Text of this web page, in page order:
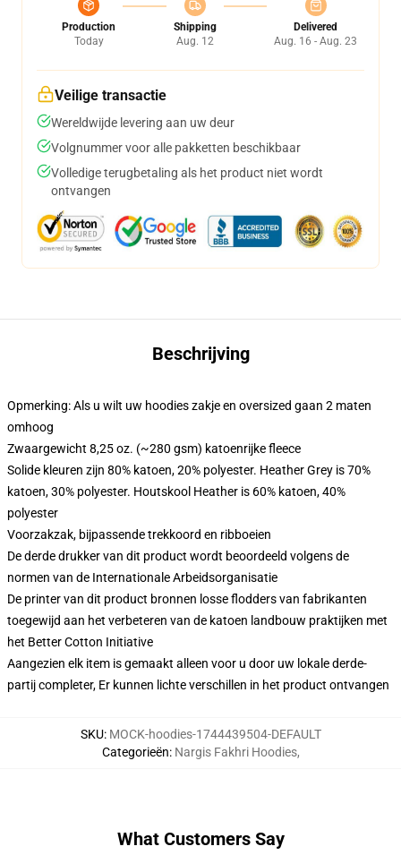
Production
Today
Shipping
Aug. 12
Delivered
Aug. 16 - Aug. 23
Veilige transactie
Wereldwijde levering aan uw deur
Volgnummer voor alle pakketten beschikbaar
Volledige terugbetaling als het product niet wordt
ontvangen
Beschrijving
Opmerking: Als u wilt uw hoodies zakje en oversized gaan 2 maten
omhoog
Zwaargewicht 8,25 oz. (~280 gsm) katoenrijke fleece
Solide kleuren zijn 80% katoen, 20% polyester. Heather Grey is 70%
katoen, 30% polyester. Houtskool Heather is 60% katoen, 40%
polyester
Voorzakzak, bijpassende trekkoord en ribboeien
De derde drukker van dit product wordt beoordeeld volgens de
normen van de Internationale Arbeidsorganisatie
De printer van dit product bronnen losse flodders van fabrikanten
toegewijd aan het verbeteren van de katoen landbouw praktijken met
het Better Cotton Initiative
Aangezien elk item is gemaakt alleen voor u door uw lokale derde-
partij completer, Er kunnen lichte verschillen in het product ontvangen
SKU: MOCK-hoodies-1744439504-DEFAULT
Categorieën: Nargis Fakhri Hoodies,
What Customers Say